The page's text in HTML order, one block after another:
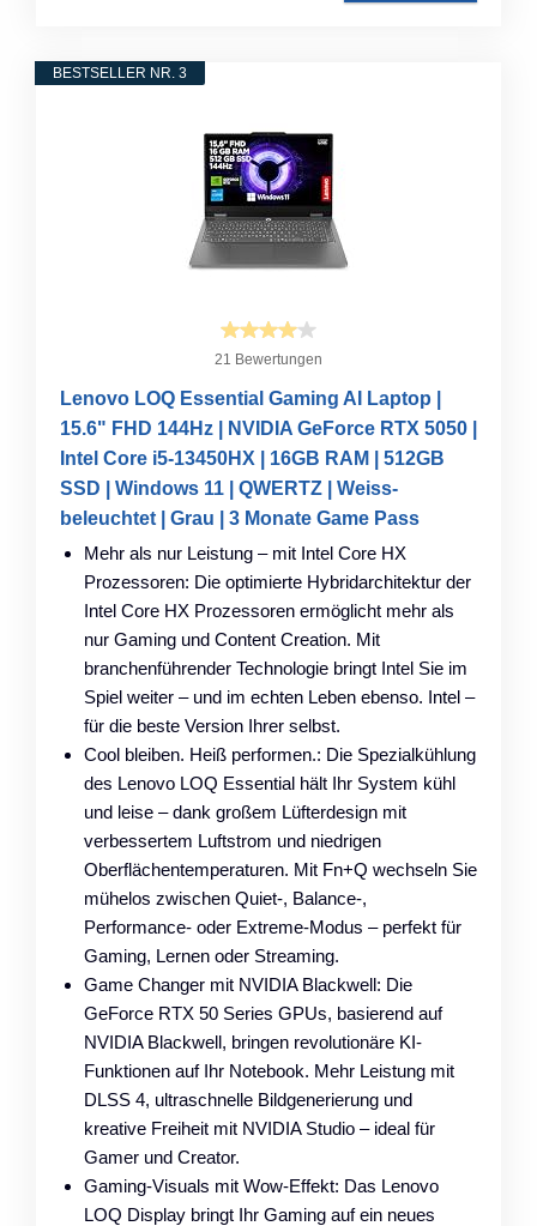
BESTSELLER NR. 3
21 Bewertungen
Lenovo LOQ Essential Gaming AI Laptop |
15.6" FHD 144Hz | NVIDIA GeForce RTX 5050 |
Intel Core i5-13450HX | 16GB RAM | 512GB
SSD | Windows 11 | QWERTZ | Weiss-
beleuchtet | Grau | 3 Monate Game Pass
Mehr als nur Leistung – mit Intel Core HX
Prozessoren: Die optimierte Hybridarchitektur der
Intel Core HX Prozessoren ermöglicht mehr als
nur Gaming und Content Creation. Mit
branchenführender Technologie bringt Intel Sie im
Spiel weiter – und im echten Leben ebenso. Intel –
für die beste Version Ihrer selbst.
Cool bleiben. Heiß performen.: Die Spezialkühlung
des Lenovo LOQ Essential hält Ihr System kühl
und leise – dank großem Lüfterdesign mit
verbessertem Luftstrom und niedrigen
Oberflächentemperaturen. Mit Fn+Q wechseln Sie
mühelos zwischen Quiet-, Balance-,
Performance- oder Extreme-Modus – perfekt für
Gaming, Lernen oder Streaming.
Game Changer mit NVIDIA Blackwell: Die
GeForce RTX 50 Series GPUs, basierend auf
NVIDIA Blackwell, bringen revolutionäre KI-
Funktionen auf Ihr Notebook. Mehr Leistung mit
DLSS 4, ultraschnelle Bildgenerierung und
kreative Freiheit mit NVIDIA Studio – ideal für
Gamer und Creator.
Gaming-Visuals mit Wow-Effekt: Das Lenovo
LOQ Display bringt Ihr Gaming auf ein neues